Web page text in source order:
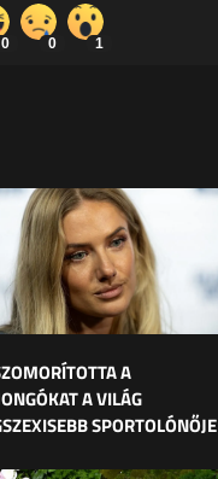
0 0 1
A
A VILÁG
SPORTOLÓNŐJE